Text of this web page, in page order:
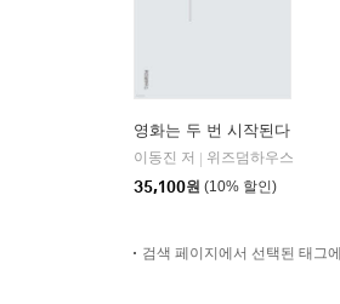
영화는 두 번 시작된다
이동진 저
위즈덤하우스
35,100원 (10% 할인)
검색 페이지에서 선택된 태그